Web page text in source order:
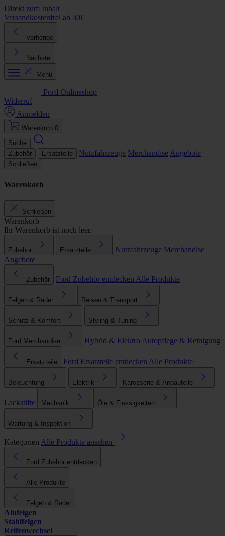
Direkt zum Inhalt
Versandkostenfrei ab 30€
Vorherige
Nächste
Menü
Ford Onlineshop
Widerruf
Anmelden
Warenkorb 0
Suche
Zubehör
Ersatzteile Nutzfahrzeuge Merchandise Angebote
Schließen
Warenkorb
Schließen
Warenkorb
Ihr Warenkorb ist noch leer.
Zubehör Ersatzteile Nutzfahrzeuge Merchandise
Angebote
Zubehör Ford Zubehör entdecken Alle Produkte
Felgen & Räder Reisen & Transport
Schutz & Komfort Styling & Tuning
Ford Merchandise Hybrid & Elektro Autopflege & Reinigung
Ersatzteile Ford Ersatzteile entdecken Alle Produkte
Beleuchtung Elektrik Karosserie & Anbauteile
Lackstifte Mechanik Öle & Flüssigkeiten
Wartung & Inspektion
Kategorien Alle Produkte ansehen
Ford Zubehör entdecken
Alle Produkte
Felgen & Räder
Alufelgen
Stahlfelgen
Reifenwechsel